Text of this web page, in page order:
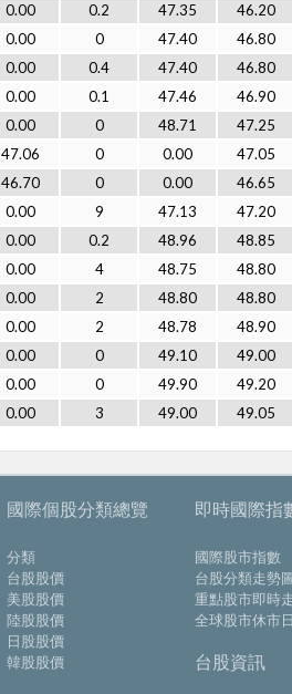
0.00 0.2 47.35
46.20
0.00 0 47.40
46.80
0.00 0.4 47.40
46.80
0.00 0.1 47.46
46.90
0.00 0 48.71
47.25
47.06 0 0.00
47.05
46.70 0 0.00
46.65
0.00 9 47.13
47.20
0.00 0.2 48.96
48.85
0.00 4 48.75
48.80
0.00 2 48.80
48.80
0.00 2 48.78
48.90
0.00 0 49.10
49.00
0.00 0 49.90
49.20
0.00 3 49.00 49.05
國際個股分類總覽
分類
台股股價
美股股價
陸股股價
日股股價
韓股股價
即時國際指
國際股市指數
台股分類走勢
重點股市即時
全球股市休市
台股資訊